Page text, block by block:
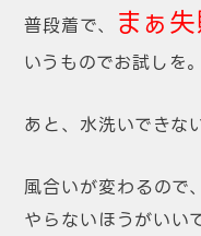
普段着で、 まぁ
いうものでお試しを。
あと、水洗いできな
風合いが変わるので、
やらないほうがいい